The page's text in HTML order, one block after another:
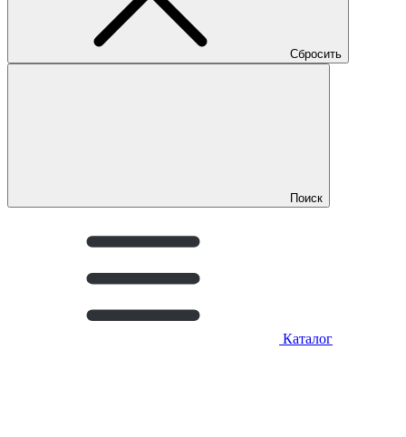
Сбросить
Поиск
Каталог